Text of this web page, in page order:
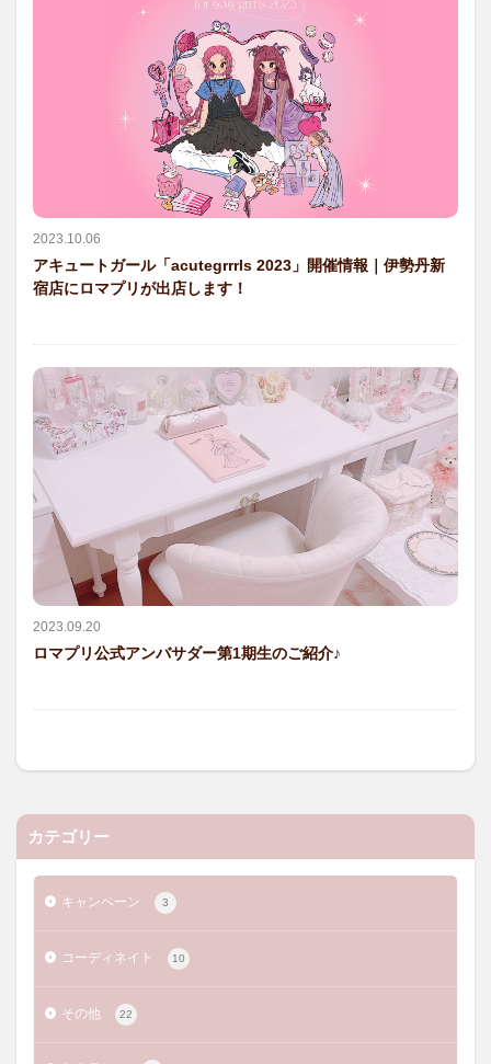
2023.10.06
アキュートガール「acutegrrrls 2023」開催情報｜伊勢丹新
宿店にロマプリが出店します！
2023.09.20
ロマプリ公式アンバサダー第1期生のご紹介♪
カテゴリー
キャンペーン 3
コーディネイト 10
その他 22